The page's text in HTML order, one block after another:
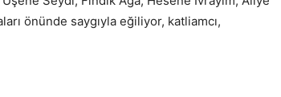
önünde saygıyla eğiliyor, katliamcı,